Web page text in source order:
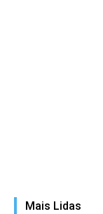
Mais Lidas